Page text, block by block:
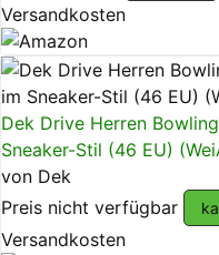
Versandkosten
Dek Drive Herren
Sneaker-Stil (46 EU)
von Dek
Preis nicht verfügbar
Versandkosten